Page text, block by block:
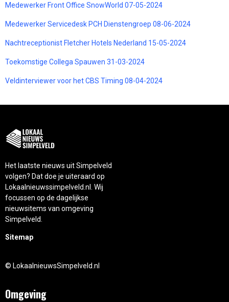
Medewerker Front Office SnowWorld 07-05-2024
Medewerker Servicedesk PCH Dienstengroep 08-06-2024
Nachtreceptionist Fletcher Hotels Nederland 15-05-2024
Toekomstige Collega Spauwen 31-03-2024
Veldinterviewer voor het CBS Timing 08-04-2024
Het laatste nieuws uit Simpelveld
volgen? Dat doe je uiteraard op
Lokaalnieuwssimpelveld.nl. Wij
focussen op de dagelijkse
nieuwsitems van omgeving
Simpelveld.
Sitemap
© LokaalnieuwsSimpelveld.nl
Omgeving